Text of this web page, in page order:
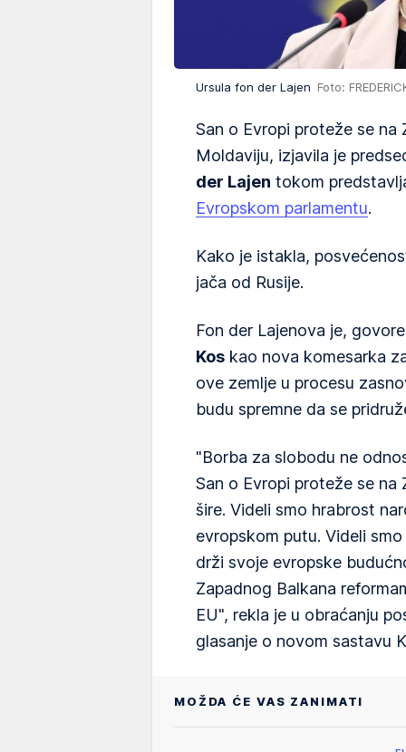
Ursula fon der Lajen Foto:
San o Evropi proteže se na
Moldaviju, izjavila je
der Lajen tokom
Evropskom parlamentu.
Kako je istakla,
jača od Rusije.
Fon der Lajenova je,
Kos kao nova komesarka
ove zemlje u procesu
budu spremne da se
"Borba za slobodu ne
San o Evropi proteže se na
šire. Videli smo hrabrost
evropskom putu. Videli
drži svoje evropske
Zapadnog Balkana
EU", rekla je u obraćanju
glasanje o novom sastavu
MOŽDA ĆE VAS ZANIMATI